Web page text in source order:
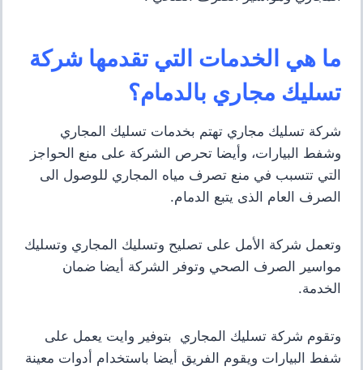
ما هي الخدمات التي تقدمها شركة
تسليك مجاري بالدمام؟
شركة تسليك مجاري تهتم بخدمات تسليك المجاري
وشفط البيارات، وأيضا تحرص الشركة على منع الحواجز
التي تتسبب في منع تصرف مياه المجاري للوصول الى
الصرف العام الذى يتبع الدمام.
وتعمل شركة الأمل على تصليح وتسليك المجاري وتسليك
مواسير الصرف الصحي وتوفر الشركة أيضا ضمان
الخدمة.
وتقوم شركة تسليك المجاري بتوفير وايت يعمل على
شفط البيارات ويقوم الفريق أيضا باستخدام أدوات معينة